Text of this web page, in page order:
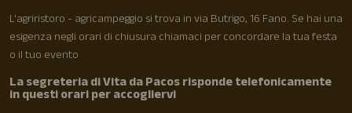
L'agriristoro - agricampeggio si trova in via Butrigo, 16 Fano. Se hai una
esigenza negli orari di chiusura chiamaci per concordare la tua festa
o il tuo evento
La segreteria di Vita da Pacos risponde telefonicamente
in questi orari per accogliervi